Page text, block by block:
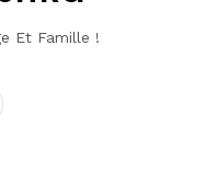
Et Famille !